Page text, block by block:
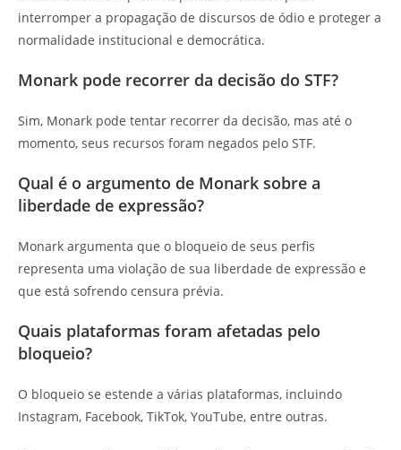
interromper a propagação de discursos de ódio e proteger a
normalidade institucional e democrática.
Monark pode recorrer da decisão do STF?
Sim, Monark pode tentar recorrer da decisão, mas até o
momento, seus recursos foram negados pelo STF.
Qual é o argumento de Monark sobre a
liberdade de expressão?
Monark argumenta que o bloqueio de seus perfis
representa uma violação de sua liberdade de expressão e
que está sofrendo censura prévia.
Quais plataformas foram afetadas pelo
bloqueio?
O bloqueio se estende a várias plataformas, incluindo
Instagram, Facebook, TikTok, YouTube, entre outras.